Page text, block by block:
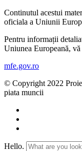
Continutul acestui
oficiala a Uniunii
Pentru informații
Uniunea Europeană,
mfe.gov.ro
© Copyright 2022
piata muncii
Hello.